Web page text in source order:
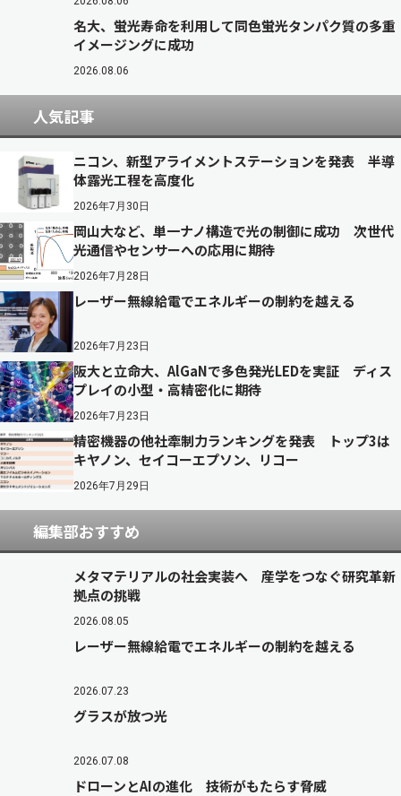
名大、蛍光寿命を利用して同色蛍光タンパク質の多重
イメージングに成功
2026.08.06
人気記事
ニコン、新型アライメントステーションを発表 半導
体露光工程を高度化
2026年7月30日
岡山大など、単一ナノ構造で光の制御に成功 次世代
光通信やセンサーへの応用に期待
2026年7月28日
レーザー無線給電でエネルギーの制約を越える
2026年7月23日
阪大と立命大、AlGaNで多色発光LEDを実証 ディス
プレイの小型・高精密化に期待
2026年7月23日
精密機器の他社牽制力ランキングを発表 トップ3は
キヤノン、セイコーエプソン、リコー
2026年7月29日
編集部おすすめ
メタマテリアルの社会実装へ 産学をつなぐ研究革新
拠点の挑戦
2026.08.05
レーザー無線給電でエネルギーの制約を越える
2026.07.23
グラスが放つ光
2026.07.08
ドローンとAIの進化 技術がもたらす脅威